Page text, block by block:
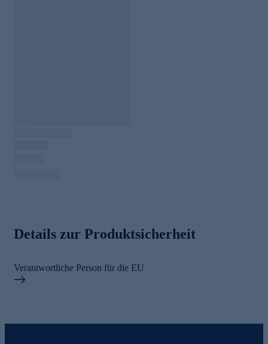
Details zur Produktsicherheit
Verantwortliche Person für die EU